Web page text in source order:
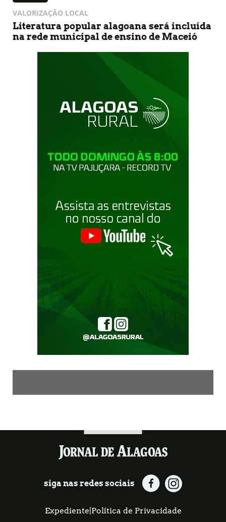
VALORIZAÇÃO LOCAL
Literatura popular alagoana será incluída
na rede municipal de ensino de Maceió
siga nas redes sociais
Expediente Política de Privacidade